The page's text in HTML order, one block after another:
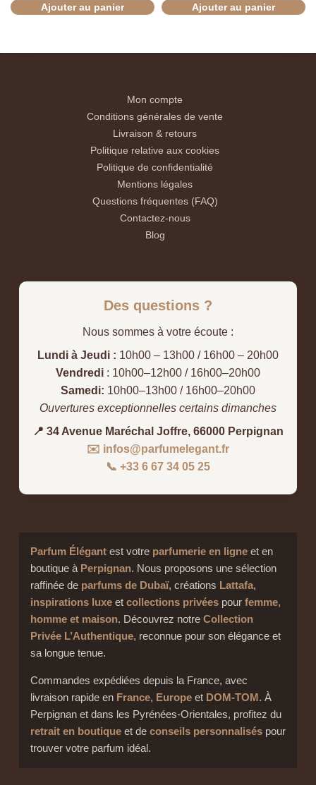
Ajouter au panier Ajouter au panier
Mon compte
Conditions générales de vente
Livraison & retours
Politique relative aux cookies
Politique de confidentialité
Mentions légales
Questions fréquentes (FAQ)
Contactez-nous
Blog
Des questions ?
Nous sommes à votre écoute :
Lundi à Jeudi : 10h00 – 13h00 / 16h00 – 20h00
Vendredi : 10h00–12h00 / 16h00–20h00
Samedi: 10h00–13h00 / 16h00–20h00
Ouvertures exceptionnelles certains dimanches
📍 34 Avenue Maréchal Joffre, 66000 Perpignan
✉️ infos@parfumelegant.fr
📞 +33 6 67 34 05 25
Parfum Élégantest votre parfumerie en ligneet en
boutique à Perpignan. Nous proposons une sélection
raffinée de parfums de Dubaï, créations Lattafa,
inspirations luxeet collections privéespour femme,
homme et maison. Découvrez notre Collection
Privée L’Authentique, reconnue pour son élégance et
sa longue tenue.
Commandes expédiées depuis la France, avec
livraison rapide en France, Europeet DOM-TOM. À
Perpignan et dans les Pyrénées-Orientales, profitez du
retrait en boutiqueet de conseils personnaliséspour
trouver votre parfum idéal.